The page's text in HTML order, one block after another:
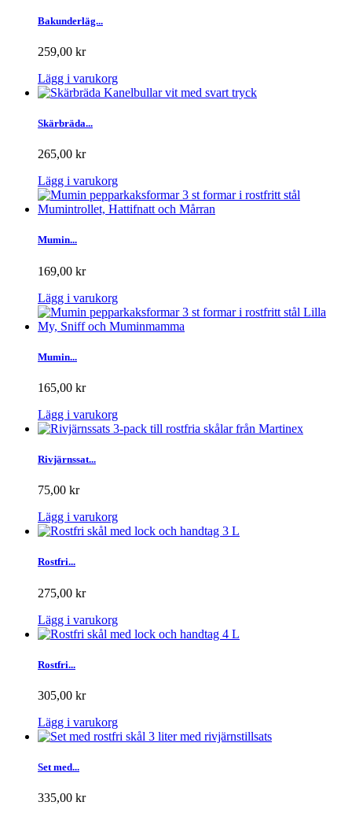
Bakunderläg...
259,00 kr
Lägg i varukorg
Skärbräda...
265,00 kr
Lägg i varukorg
Mumin...
169,00 kr
Lägg i varukorg
Mumin...
165,00 kr
Lägg i varukorg
Rivjärnssat...
75,00 kr
Lägg i varukorg
Rostfri...
275,00 kr
Lägg i varukorg
Rostfri...
305,00 kr
Lägg i varukorg
Set med...
335,00 kr